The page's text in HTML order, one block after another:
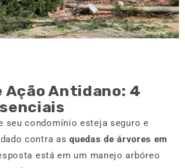
Ação Antidano: 4
seu condomínio esteja seguro e
contra asquedas de árvores em
está em um manejo arbóreo